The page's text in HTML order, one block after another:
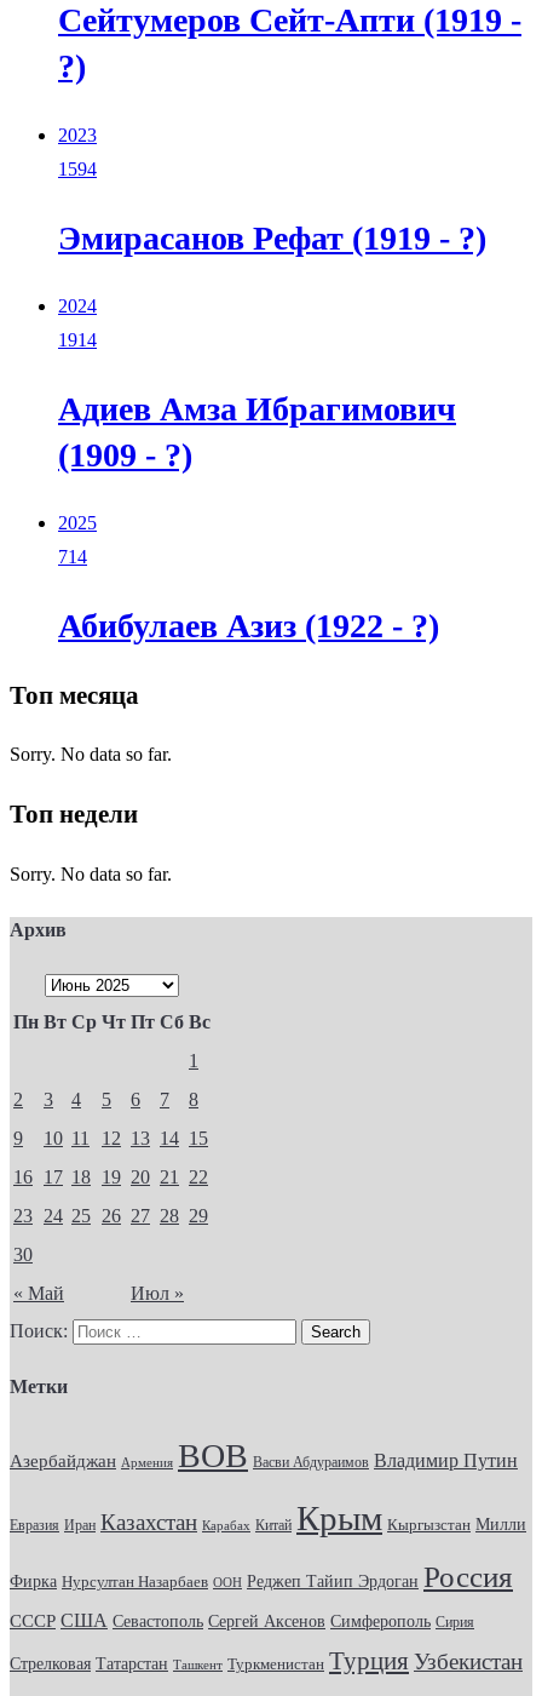
Сейтумеров Сейт-Апти (1919 -
?)
2023
1594
Эмирасанов Рефат (1919 - ?)
2024
1914
Адиев Амза Ибрагимович
(1909 - ?)
2025
714
Абибулаев Азиз (1922 - ?)
Топ месяца
Sorry. No data so far.
Топ недели
Sorry. No data so far.
Архив
Пн Вт Ср Чт Пт Сб Вс
« Май Июл »
1
2
3 4 5 6 7
8
9
10 11 12 13 14 15
16 17 18 19 20 21
22
23 24 25 26 27 28 29
30
Поиск:
Метки
Азербайджан Армения ВОВ Васви Абдураимов Владимир Путин
Евразия Иран Казахстан Карабах Китай Крым Кыргызстан Милли
Фирка Нурсултан Назарбаев ООН Реджеп Тайип Эрдоган Россия
СССР США Севастополь Сергей Аксенов Симферополь Сирия
Стрелковая Татарстан Ташкент Туркменистан Турция Узбекистан